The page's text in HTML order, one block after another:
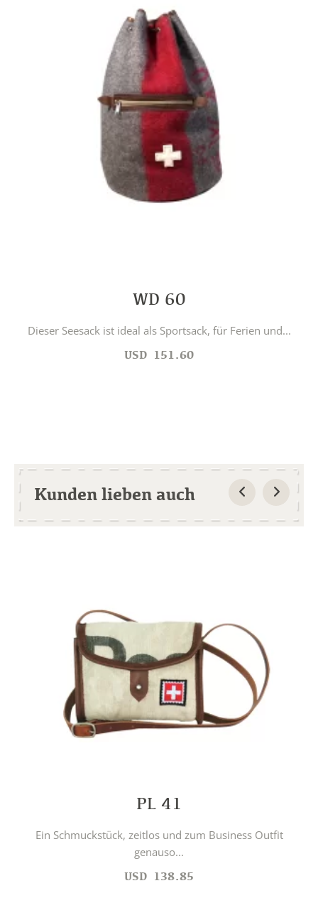
WD 60
Dieser Seesack ist ideal als Sportsack, für Ferien und...
USD 151.60
Kunden lieben auch
PL 41
Ein Schmuckstück, zeitlos und zum Business Outfit
genauso...
USD 138.85